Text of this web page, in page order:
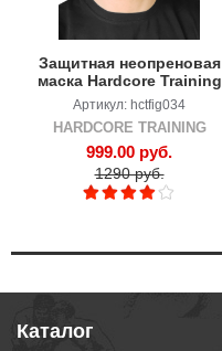
Защитная неопреновая
маска Hardcore Training
The Moment of Truth
Артикул: hctfig034
HARDCORE TRAINING
999.00 руб.
1290 руб.
Каталог